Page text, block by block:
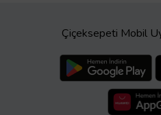
Çiçeksepeti Mobil